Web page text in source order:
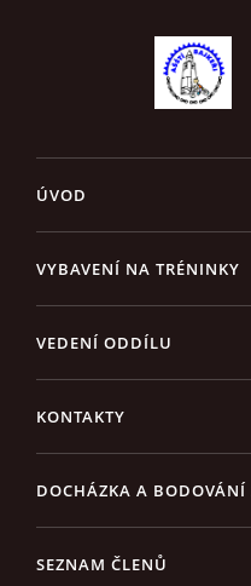
ÚVOD
VYBAVENÍ NA TRÉNINKY
VEDENÍ ODDÍLU
KONTAKTY
DOCHÁZKA A BODOVÁNÍ
SEZNAM ČLENŮ